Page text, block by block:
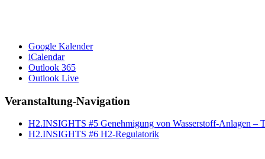
Google Kalender
iCalendar
Outlook 365
Outlook Live
Veranstaltung-Navigation
H2.INSIGHTS #5 Genehmigung von Wasserstoff-Anlagen –
H2.INSIGHTS #6 H2-Regulatorik